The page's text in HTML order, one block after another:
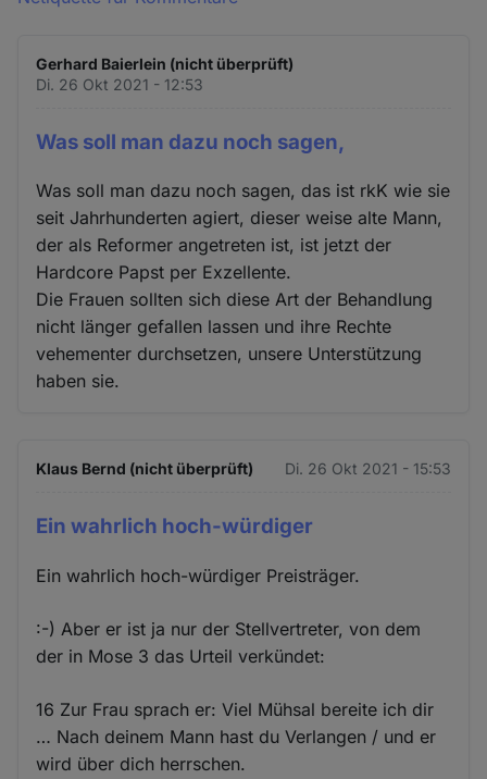
Gerhard Baierlein (nicht überprüft)
Di. 26 Okt 2021 - 12:53
Was soll man dazu noch sagen,
Was soll man dazu noch sagen, das ist rkK wie sie
seit Jahrhunderten agiert, dieser weise alte Mann,
der als Reformer angetreten ist, ist jetzt der
Hardcore Papst per Exzellente.
Die Frauen sollten sich diese Art der Behandlung
nicht länger gefallen lassen und ihre Rechte
vehementer durchsetzen, unsere Unterstützung
haben sie.
Klaus Bernd (nicht überprüft) Di. 26 Okt 2021 - 15:53
Ein wahrlich hoch-würdiger
Ein wahrlich hoch-würdiger Preisträger.
:-) Aber er ist ja nur der Stellvertreter, von dem
der in Mose 3 das Urteil verkündet:
16 Zur Frau sprach er: Viel Mühsal bereite ich dir
… Nach deinem Mann hast du Verlangen / und er
wird über dich herrschen.